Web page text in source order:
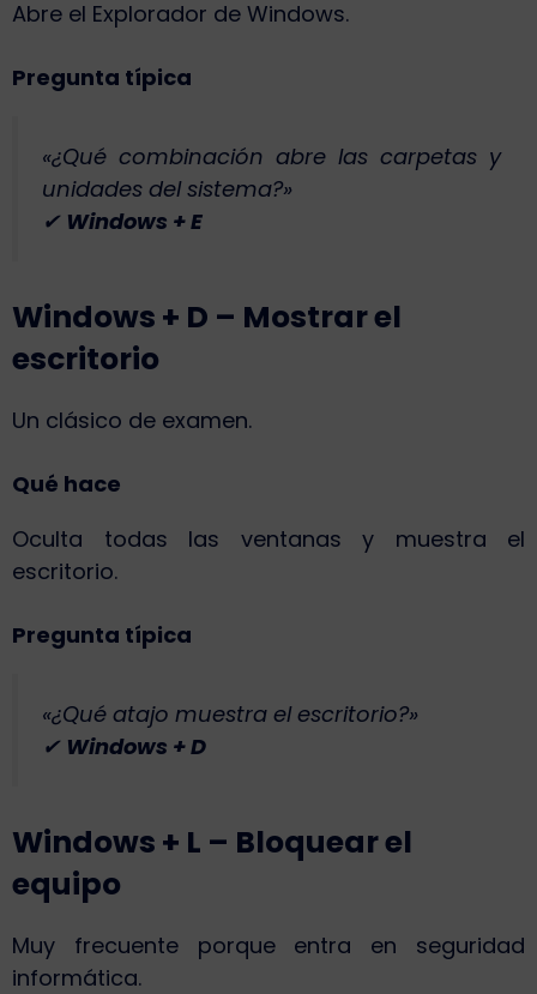
Abre el Explorador de Windows.
Pregunta típica
«¿Qué combinación abre las carpetas y
unidades del sistema?»
✔ Windows + E
Windows + D – Mostrar el
escritorio
Un clásico de examen.
Qué hace
Oculta todas las ventanas y muestra el
escritorio.
Pregunta típica
«¿Qué atajo muestra el escritorio?»
✔ Windows + D
Windows + L – Bloquear el
equipo
Muy frecuente porque entra en seguridad
informática.